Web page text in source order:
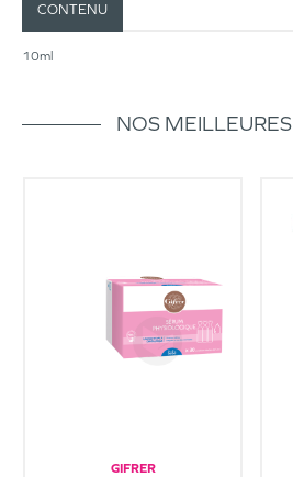
CONTENU
10ml
NOS MEILLEURES
GIFRER